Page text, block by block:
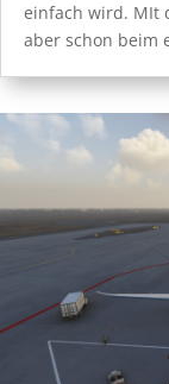
einfach wird. MIt
aber schon beim